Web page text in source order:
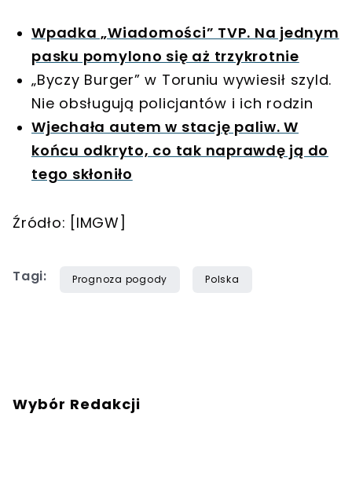
Wpadka „Wiadomości” TVP. Na jednym
pasku pomylono się aż trzykrotnie
„Byczy Burger” w Toruniu wywiesił szyld.
Nie obsługują policjantów i ich rodzin
Wjechała autem w stację paliw. W
końcu odkryto, co tak naprawdę ją do
tego skłoniło
Źródło: [IMGW]
Tagi: Prognoza pogody Polska
Wybór Redakcji